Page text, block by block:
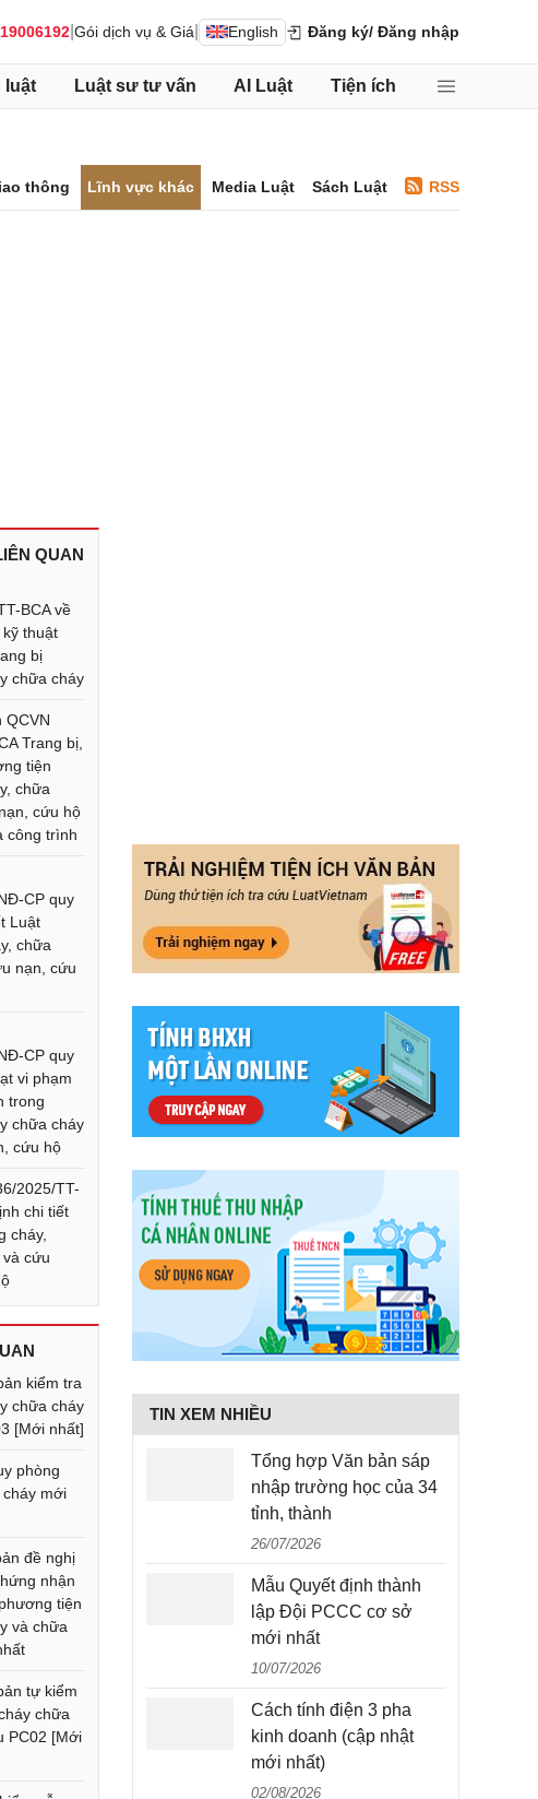
19006192 Gói dịch vụ & Giá English Đăng ký/ Đăng nhập
luật Luật sư tư vấn AI Luật Tiện ích
thông Lĩnh vực khác Media Luật Sách Luật RSS
QUAN
BCA về
thuật
bị
chữa cháy
QCVN
Trang bị,
tiện
chữa
cứu hộ
công trình
CP quy
Luật
chữa
nạn, cứu
CP quy
vi phạm
trong
chữa cháy
cứu hộ
2025/TT-
chi tiết
cháy,
cứu
kiểm tra
chữa cháy
[Mới nhất]
phòng
mới
đề nghị
nhận
tiện
và chữa
tự kiểm
chữa
PC02 [Mới
TIN XEM NHIỀU
Tổng hợp Văn bản sáp
nhập trường học của 34
tỉnh, thành
26/07/2026
Mẫu Quyết định thành
lập Đội PCCC cơ sở
mới nhất
10/07/2026
Cách tính điện 3 pha
kinh doanh (cập nhật
mới nhất)
02/08/2026